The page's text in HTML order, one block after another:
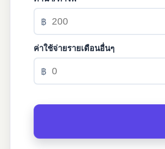
฿
ค่าใช้จ่ายรายเดือนอื่นๆ
฿